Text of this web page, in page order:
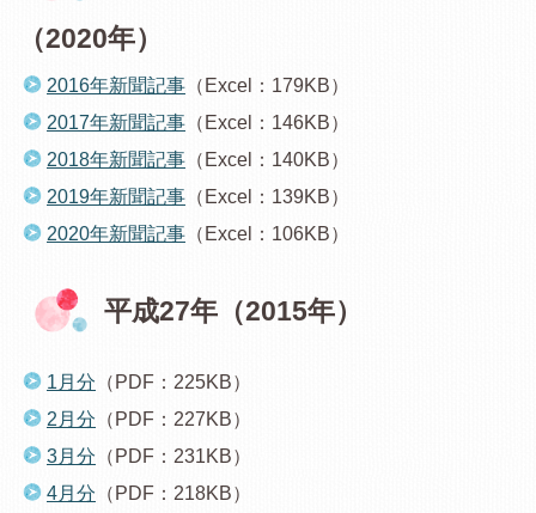
（2020年）
2016年新聞記事 （Excel：179KB）
2017年新聞記事 （Excel：146KB）
2018年新聞記事 （Excel：140KB）
2019年新聞記事 （Excel：139KB）
2020年新聞記事 （Excel：106KB）
平成27年（2015年）
1月分 （PDF：225KB）
2月分 （PDF：227KB）
3月分 （PDF：231KB）
4月分 （PDF：218KB）